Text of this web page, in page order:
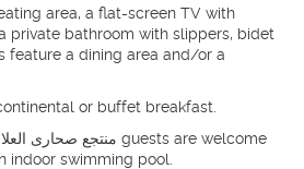
area, a flat-screen TV with
private bathroom with slippers, bidet
feature a dining area and/or a
or buffet breakfast.
indoor swimming pool.